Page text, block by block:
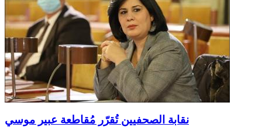
نقابة الصحفيين تُقرّر مُقاطعة عبير موسي